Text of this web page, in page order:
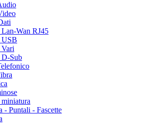
Wan RJ45
Sub
- Puntali - Fascette